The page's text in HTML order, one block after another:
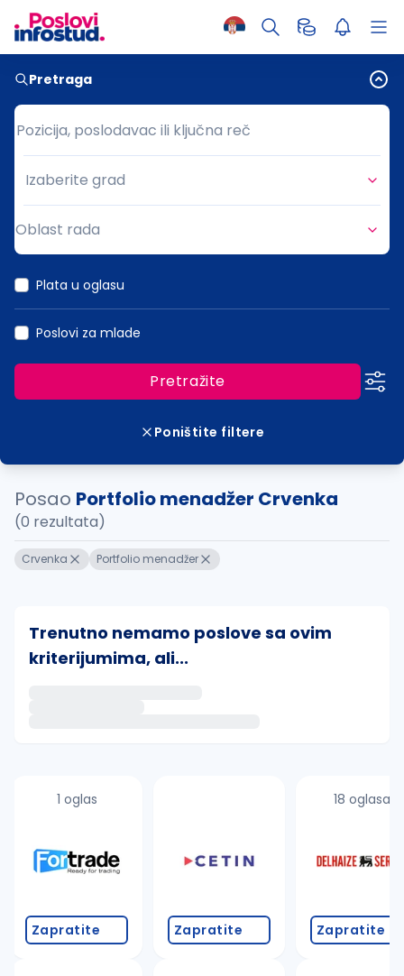
Pretraga
Pozicija, poslodavac ili ključna reč
Pozicija, poslodavac ili ključna reč
Grad
Izaberite grad
Oblast rada
Plata u oglasu
Poslovi za mlade
Pretražite
Poništite filtere
Posao Portfolio menadžer Crvenka
(0 rezultata)
Crvenka Portfolio menadžer
Trenutno nemamo poslove sa ovim
kriterijumima, ali...
proverite pravopisne greške (koristite č, ć, š, đ,
promenite odabrane filtere pretrage
1 oglas
Zapratite Zapratite
18 oglasa
Zapratite